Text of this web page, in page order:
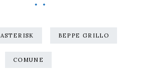
ASTERISK BEPPE GRILLO
COMUNE